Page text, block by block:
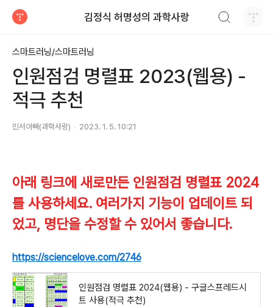
김정식 허명성의 과학사랑
스마트러닝/스마트러닝
인원점검 명렬표 2023(웹용) -
적극 추천
민서아빠(과학사랑) 2023. 1. 5. 10:21
아래 링크에 새로만든 인원점검 명렬표 2024
를 사용하세요. 여러가지 기능이 업데이트 되
었고, 명단을 수정할 수 있어서 좋습니다.
https://sciencelove.com/2746
인원점검 명렬표 2024(웹용) - 구글스프레드시
트 사용(적극 추천)